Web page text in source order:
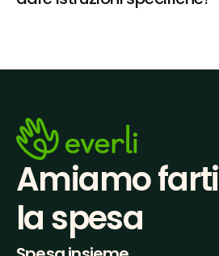
Amiamo farti
la spesa